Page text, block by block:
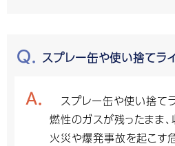
スプレー缶や使い捨てラ
スプレー缶や使い捨て
燃性のガスが残ったまま
火災や爆発事故を起こす